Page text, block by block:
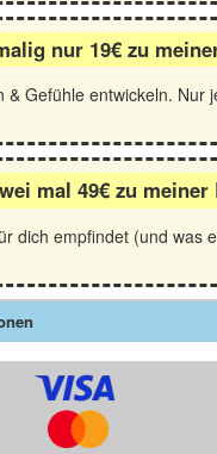
nur 19€ zu
Gefühle entwickeln. Nur
mal 49€ zu
dich empfindet (und was